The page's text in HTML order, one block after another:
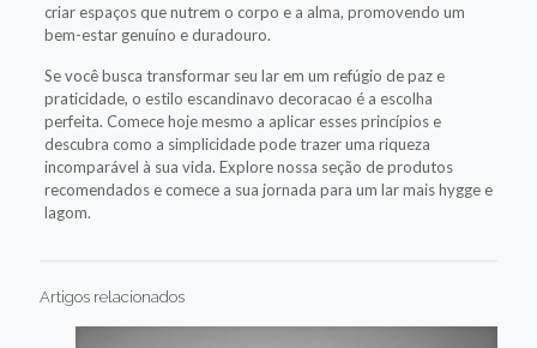
criar espaços que nutrem o corpo e a alma, promovendo um
bem-estar genuíno e duradouro.
Se você busca transformar seu lar em um refúgio de paz e
praticidade, o estilo escandinavo decoracao é a escolha
perfeita. Comece hoje mesmo a aplicar esses princípios e
descubra como a simplicidade pode trazer uma riqueza
incomparável à sua vida. Explore nossa seção de produtos
recomendados e comece a sua jornada para um lar mais hygge e
lagom.
Artigos relacionados